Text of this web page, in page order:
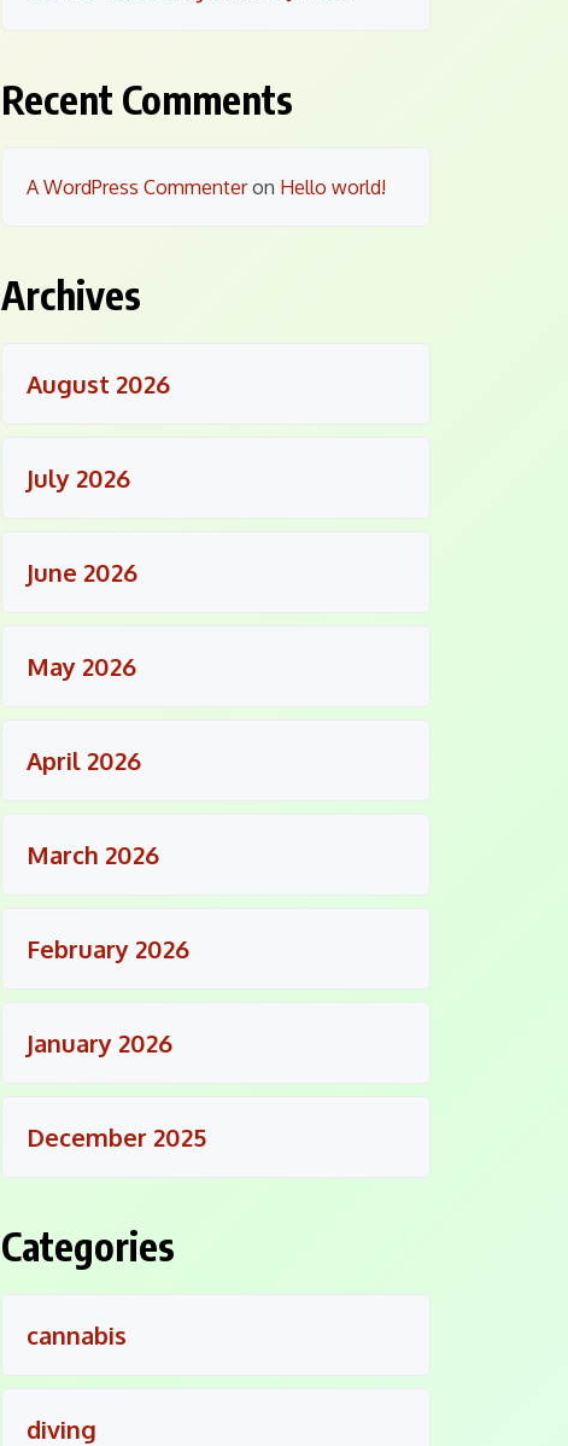
Recent Comments
A WordPress Commenteron Hello world!
Archives
August 2026
July 2026
June 2026
May 2026
April 2026
March 2026
February 2026
January 2026
December 2025
Categories
cannabis
diving